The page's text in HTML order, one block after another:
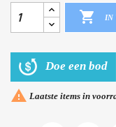
 IN
Doe een bod
 Laatste items in